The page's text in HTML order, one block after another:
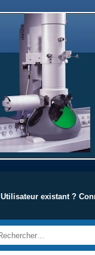
Utilisateur existant ?